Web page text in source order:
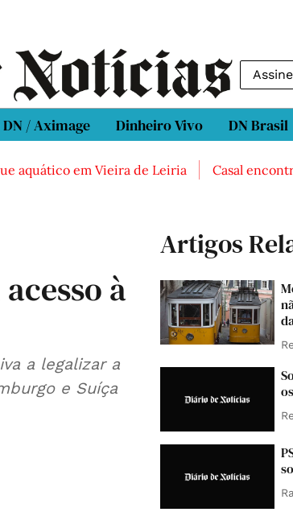
Assine
/ Aximage Dinheiro Vivo DN Brasil
em Vieira de Leiria Casal encontrado
à
a legalizar a
e Suíça
Artigos